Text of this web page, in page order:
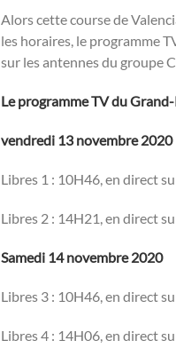
Alors cette course de
les horaires, le programme
sur les antennes du groupe
Le programme TV du
vendredi 13 novembre 2020
Libres 1 : 10H46, en direct
Libres 2 : 14H21, en direct
Samedi 14 novembre 2020
Libres 3 : 10H46, en direct
Libres 4 : 14H06, en direct